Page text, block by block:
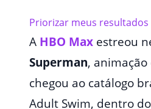
Priorizar meus resultados
A HBO Max estreou
Superman,
chegou ao catálogo
Adult Swim, dentro